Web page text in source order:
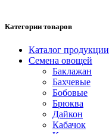
Категории товаров
Каталог продукции
Семена овощей
Баклажан
Бахчевые
Бобовые
Брюква
Дайкон
Кабачок